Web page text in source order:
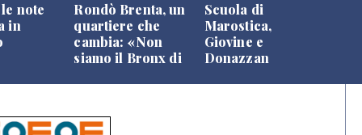
note
in
Rondò Brenta, un
quartiere che
cambia: «Non
siamo il Bronx di
Scuola di
Marostica,
Giovine e
Donazzan